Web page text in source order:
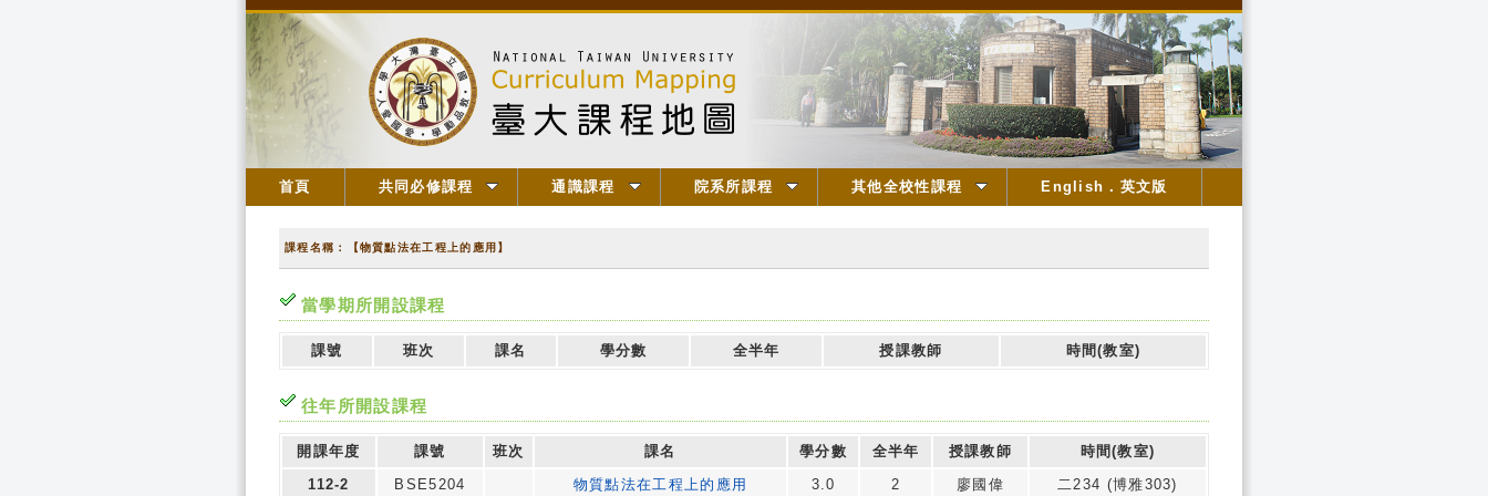
首頁 共同必修課程 通識課程 院系所課程 其他全校性課程 English．英文版
課程名稱：【物質點法在工程上的應用】
當學期所開設課程
課號 班次 課名 學分數 全半年 授課教師 時間(教室)
往年所開設課程
開課年度 課號 班次 課名 學分數 全半年 授課教師
時間(教室)
112-2
BSE5204 物質點法在工程上的應用 3.0 2 廖國偉 二234 (博雅303)